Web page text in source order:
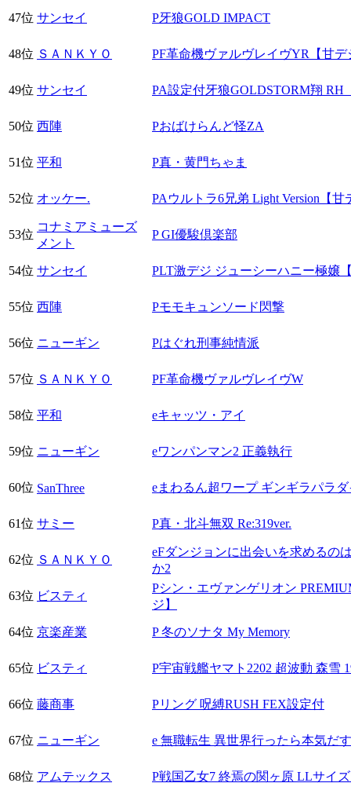
47位 サンセイ P牙狼GOLD IMPACT
48位 ＳＡＮＫＹＯ PF革命機ヴァルヴレイヴYR【甘デ
49位 サンセイ PA設定付牙狼GOLDSTORM翔 RH
50位 西陣 Pおばけらんど怪ZA
51位 平和 P真・黄門ちゃま
52位 オッケー. PAウルトラ6兄弟 Light Version【甘
53位
コナミアミューズ
メント
P GI優駿倶楽部
54位 サンセイ PLT激デジ ジューシーハニー極嬢
55位 西陣 Pモモキュンソード閃撃
56位 ニューギン Pはぐれ刑事純情派
57位 ＳＡＮＫＹＯ PF革命機ヴァルヴレイヴW
58位 平和 eキャッツ・アイ
59位 ニューギン eワンパンマン2 正義執行
60位 SanThree eまわるん超ワープ ギンギラパラ
61位 サミー P真・北斗無双 Re:319ver.
62位 ＳＡＮＫＹＯ
eFダンジョンに出会いを求めるの
か2
63位 ビスティ
Pシン・エヴァンゲリオン
ジ】
64位 京楽産業 P 冬のソナタ My Memory
65位 ビスティ P宇宙戦艦ヤマト2202 超波動 森雪
66位 藤商事 Pリング 呪縛RUSH FEX設定付
67位 ニューギン e 無職転生 異世界行ったら本気だす
68位 アムテックス P戦国乙女7 終焉の関ヶ原 LLサイズ